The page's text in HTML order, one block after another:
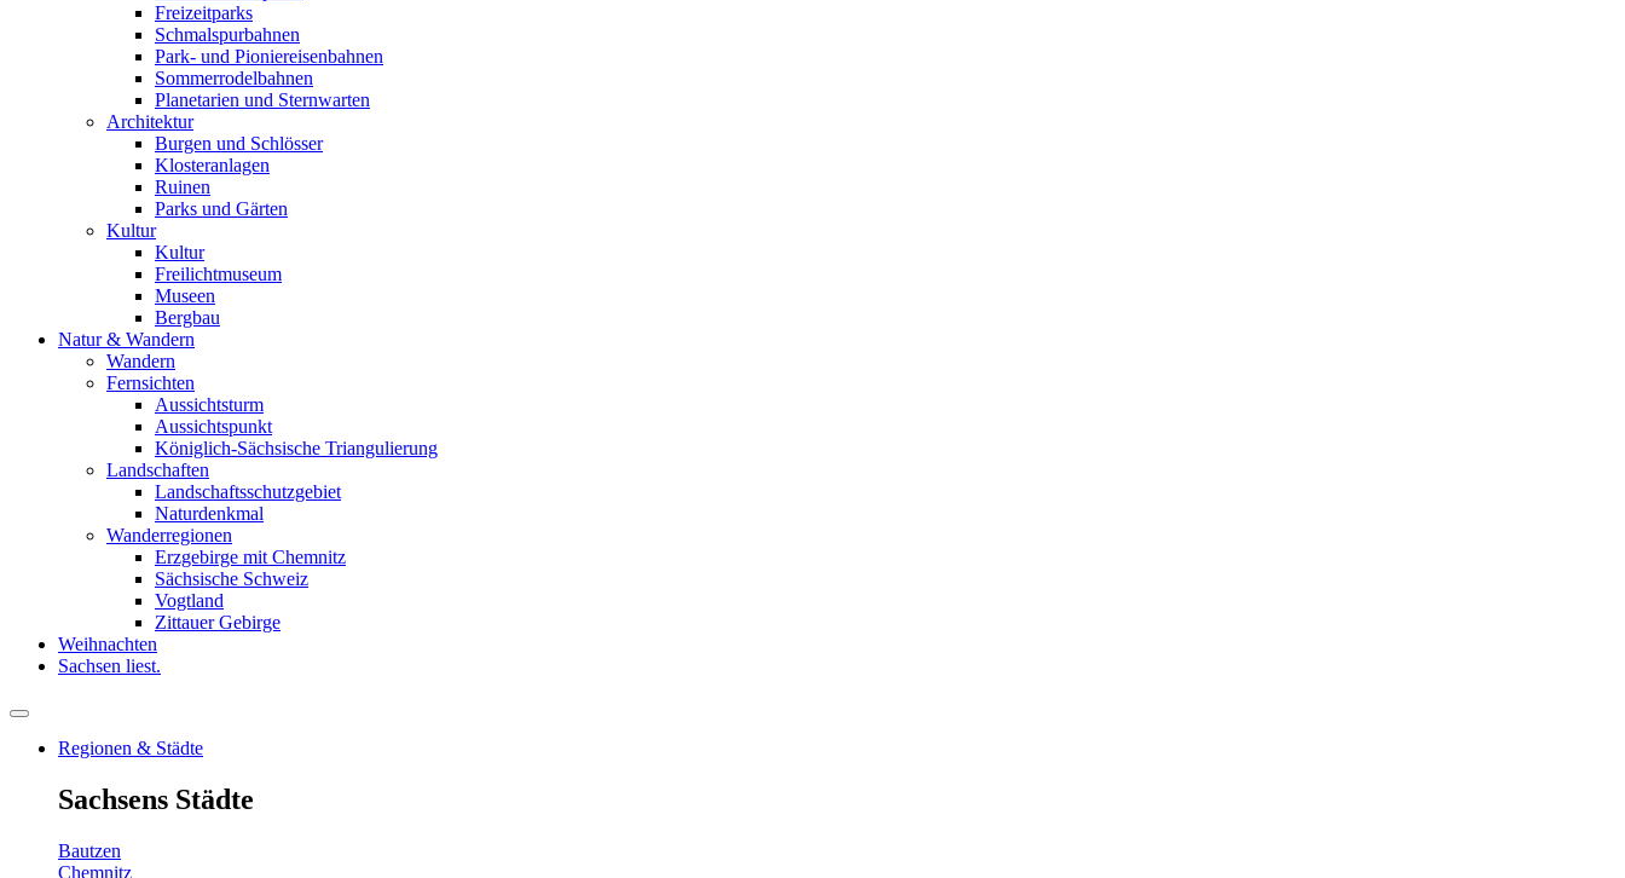
Freizeitparks
Schmalspurbahnen
Park- und Pioniereisenbahnen
Sommerrodelbahnen
Planetarien und Sternwarten
Architektur
Burgen und Schlösser
Klosteranlagen
Ruinen
Parks und Gärten
Kultur
Kultur
Freilichtmuseum
Museen
Bergbau
Natur & Wandern
Wandern
Fernsichten
Aussichtsturm
Aussichtspunkt
Königlich-Sächsische Triangulierung
Landschaften
Landschaftsschutzgebiet
Naturdenkmal
Wanderregionen
Erzgebirge mit Chemnitz
Sächsische Schweiz
Vogtland
Zittauer Gebirge
Weihnachten
Sachsen liest.
Regionen & Städte
Sachsens Städte
Bautzen
Chemnitz